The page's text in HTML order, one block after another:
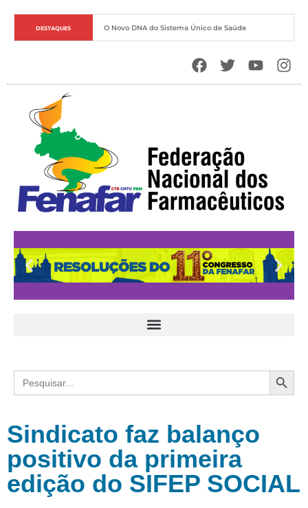
DESTAQUES O Novo DNA do Sistema Único de Saúde
Search
for:
Sindicato faz balanço
positivo da primeira
edição do SIFEP SOCIAL